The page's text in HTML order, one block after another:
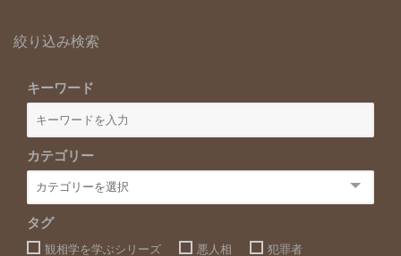
絞り込み検索
キーワード
カテゴリー
タグ
観相学を学ぶシリーズ 悪人相
犯罪者